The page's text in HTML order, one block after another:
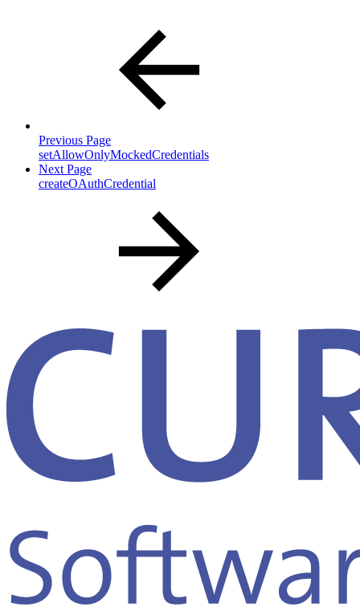
Previous Page
setAllowOnlyMockedCredentials
Next Page
createOAuthCredential